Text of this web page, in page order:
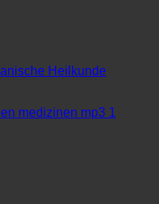
Heilkunde